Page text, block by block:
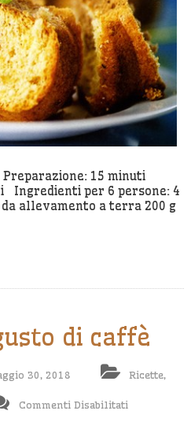
15 minuti
per 6 persone: 4
da allevamento a terra 200 g
di caffè
30, 2018 Ricette,
Commenti Disabilitati